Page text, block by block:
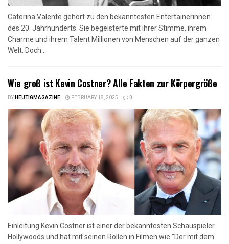
Caterina Valente gehört zu den bekanntesten Entertainerinnen
des 20. Jahrhunderts. Sie begeisterte mit ihrer Stimme, ihrem
Charme und ihrem Talent Millionen von Menschen auf der ganzen
Welt. Doch...
Wie groß ist Kevin Costner? Alle Fakten zur Körpergröße
BYHEUTIGMAGAZINE FEBRUARY 18, 2025 0
Einleitung Kevin Costner ist einer der bekanntesten Schauspieler
Hollywoods und hat mit seinen Rollen in Filmen wie "Der mit dem